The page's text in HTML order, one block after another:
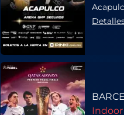
Indoor